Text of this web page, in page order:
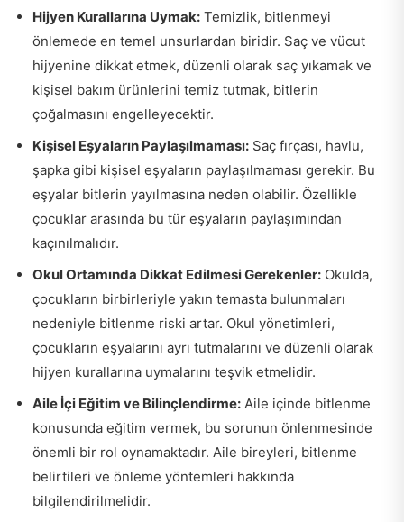
Hijyen Kurallarına Uymak: Temizlik, bitlenmeyi
önlemede en temel unsurlardan biridir. Saç ve vücut
hijyenine dikkat etmek, düzenli olarak saç yıkamak ve
kişisel bakım ürünlerini temiz tutmak, bitlerin
çoğalmasını engelleyecektir.
Kişisel Eşyaların Paylaşılmaması: Saç fırçası, havlu,
şapka gibi kişisel eşyaların paylaşılmaması gerekir. Bu
eşyalar bitlerin yayılmasına neden olabilir. Özellikle
çocuklar arasında bu tür eşyaların paylaşımından
kaçınılmalıdır.
Okul Ortamında Dikkat Edilmesi Gerekenler: Okulda,
çocukların birbirleriyle yakın temasta bulunmaları
nedeniyle bitlenme riski artar. Okul yönetimleri,
çocukların eşyalarını ayrı tutmalarını ve düzenli olarak
hijyen kurallarına uymalarını teşvik etmelidir.
Aile İçi Eğitim ve Bilinçlendirme: Aile içinde bitlenme
konusunda eğitim vermek, bu sorunun önlenmesinde
önemli bir rol oynamaktadır. Aile bireyleri, bitlenme
belirtileri ve önleme yöntemleri hakkında
bilgilendirilmelidir.